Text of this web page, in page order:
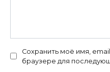
Сохранить моё имя,
браузере для